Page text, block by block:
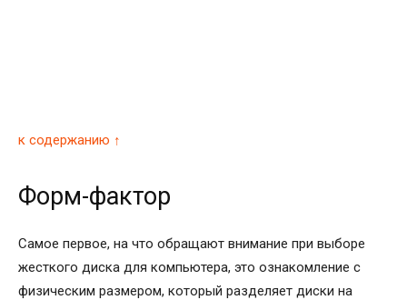
к содержанию ↑
Форм-фактор
Самое первое, на что обращают внимание при выборе
жесткого диска для компьютера, это ознакомление с
физическим размером, который разделяет диски на